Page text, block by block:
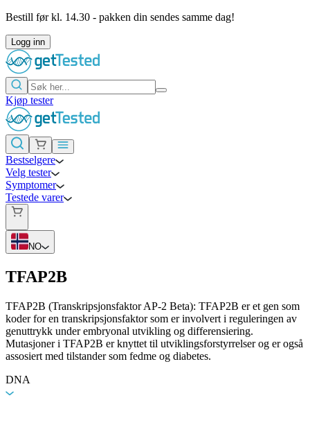
Bestill før kl. 14.30 - pakken din sendes samme dag!
Logg inn
Kjøp tester
Bestselgere
Velg tester
Symptomer
Testede varer
NO
TFAP2B
TFAP2B (Transkripsjonsfaktor AP-2 Beta): TFAP2B er et gen som
koder for en transkripsjonsfaktor som er involvert i reguleringen av
genuttrykk under embryonal utvikling og differensiering.
Mutasjoner i TFAP2B er knyttet til utviklingsforstyrrelser og er også
assosiert med tilstander som fedme og diabetes.
DNA